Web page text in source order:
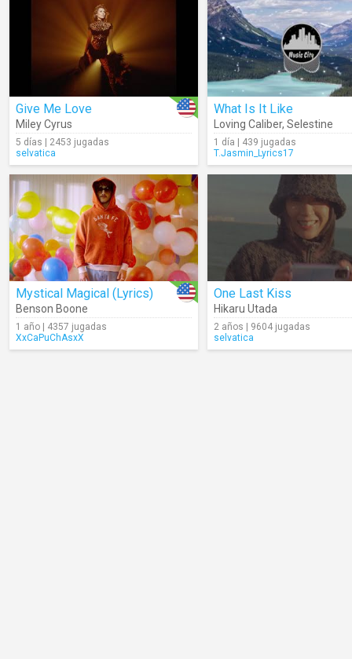
Give Me Love
Miley Cyrus
5 días | 2453 jugadas
selvatica
What Is It Like
Loving Caliber, Selestine
1 día | 439 jugadas
T.Jasmin_Lyrics17
Mystical Magical (Lyrics)
Benson Boone
1 año | 4357 jugadas
XxCaPuChAsxX
One Last Kiss
Hikaru Utada
2 años | 9604 jugadas
selvatica